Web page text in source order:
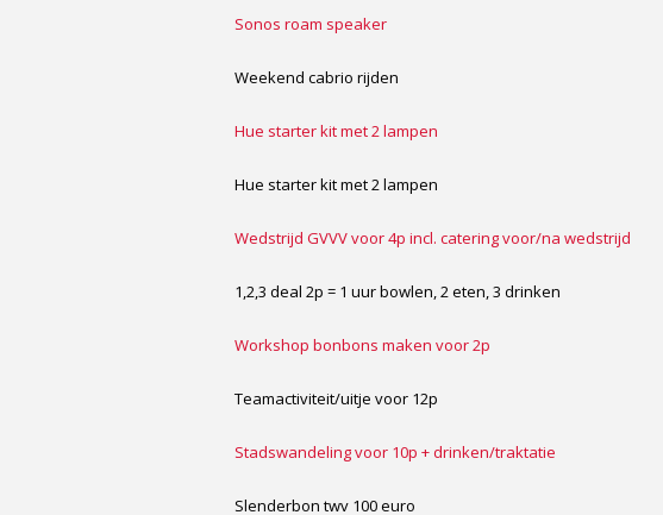
Sonos roam speaker
Weekend cabrio rijden
Hue starter kit met 2 lampen
Hue starter kit met 2 lampen
Wedstrijd GVVV voor 4p incl. catering voor/na wedstrijd
1,2,3 deal 2p = 1 uur bowlen, 2 eten, 3 drinken
Workshop bonbons maken voor 2p
Teamactiviteit/uitje voor 12p
Stadswandeling voor 10p + drinken/traktatie
Slenderbon twv 100 euro